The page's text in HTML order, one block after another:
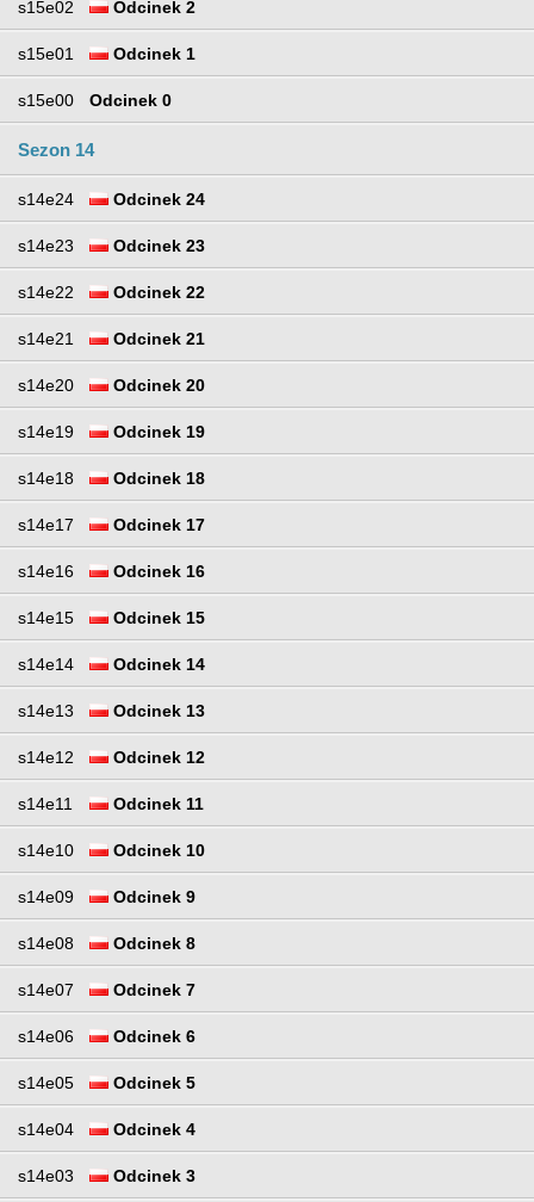
s15e02 Odcinek 2
s15e01 Odcinek 1
s15e00 Odcinek 0
Sezon 14
s14e24 Odcinek 24
s14e23 Odcinek 23
s14e22 Odcinek 22
s14e21 Odcinek 21
s14e20 Odcinek 20
s14e19 Odcinek 19
s14e18 Odcinek 18
s14e17 Odcinek 17
s14e16 Odcinek 16
s14e15 Odcinek 15
s14e14 Odcinek 14
s14e13 Odcinek 13
s14e12 Odcinek 12
s14e11 Odcinek 11
s14e10 Odcinek 10
s14e09 Odcinek 9
s14e08 Odcinek 8
s14e07 Odcinek 7
s14e06 Odcinek 6
s14e05 Odcinek 5
s14e04 Odcinek 4
s14e03 Odcinek 3